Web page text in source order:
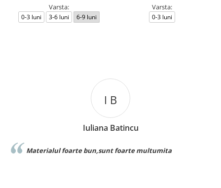
Varsta:
0-3 luni 3-6 luni 6-9 luni
Varsta:
0-3 luni
Iuliana Batincu
foarte bun,sunt foarte multumita